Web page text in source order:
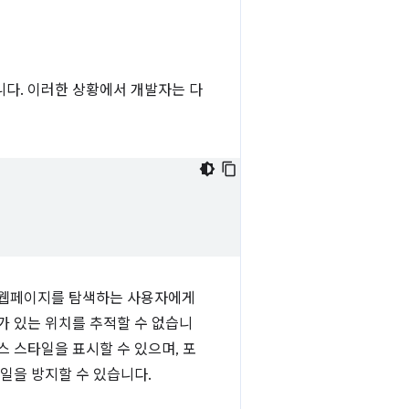
. 이러한 상황에서 개발자는 다
이지를 탐색하는 사용자에게
있는 위치를 추적할 수 없습니
스타일을 표시할 수 있으며, 포
을 방지할 수 있습니다.